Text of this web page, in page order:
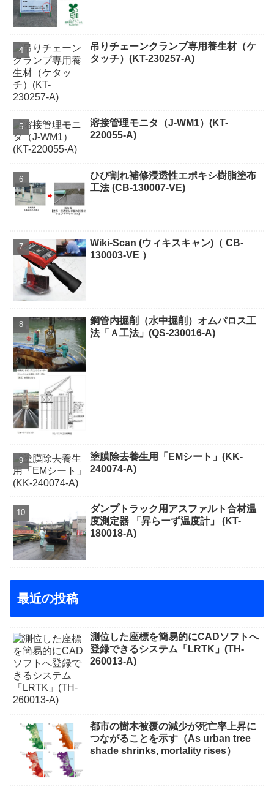
吊りチェーンクランプ専用養生材（ケ
タッチ）(KT-230257-A)
溶接管理モニタ（J-WM1）(KT-
220055-A)
ひび割れ補修浸透性エポキシ樹脂塗布
工法 (CB-130007-VE)
Wiki-Scan (ウィキスキャン)（ CB-
130003-VE ）
鋼管内掘削（水中掘削）オムパロス工
法「Ａ工法」(QS-230016-A)
塗膜除去養生用「EMシート」(KK-
240074-A)
ダンプトラック用アスファルト合材温
度測定器 「昇らーず温度計」 (KT-
180018-A)
最近の投稿
測位した座標を簡易的にCADソフトへ
登録できるシステム「LRTK」(TH-
260013-A)
都市の樹木被覆の減少が死亡率上昇に
つながることを示す（As urban tree
shade shrinks, mortality rises）